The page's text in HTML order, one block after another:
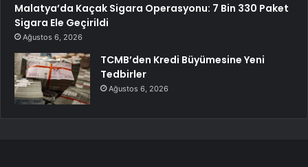
Malatya’da Kaçak Sigara Operasyonu: 7 Bin 330 Paket
Sigara Ele Geçirildi
Ağustos 6, 2026
TCMB’den Kredi Büyümesine Yeni
Tedbirler
Ağustos 6, 2026